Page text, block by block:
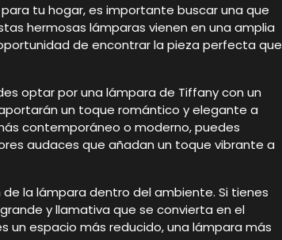
tu hogar, es importante buscar una que
hermosas lámparas vienen en una amplia
de encontrar la pieza perfecta que
optar por una lámpara de Tiffany con un
un toque romántico y elegante a
contemporáneo o moderno, puedes
audaces que añadan un toque vibrante a
la lámpara dentro del ambiente. Si tienes
y llamativa que se convierta en el
un espacio más reducido, una lámpara más